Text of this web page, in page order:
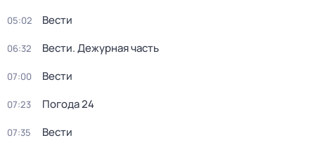
05:02 Вести
06:32 Вести. Дежурная часть
07:00 Вести
07:23 Погода 24
07:35 Вести